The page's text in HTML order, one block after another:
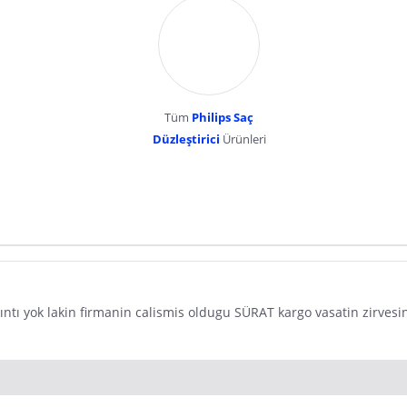
Tüm Philips Saç
Düzleştirici Ürünleri
yok lakin firmanin calismis oldugu SÜRAT kargo vasatin